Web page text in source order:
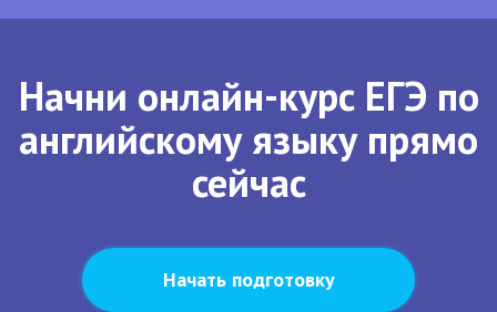
Начни онлайн-курс ЕГЭ по
английскому языку прямо
сейчас
Начать подготовку